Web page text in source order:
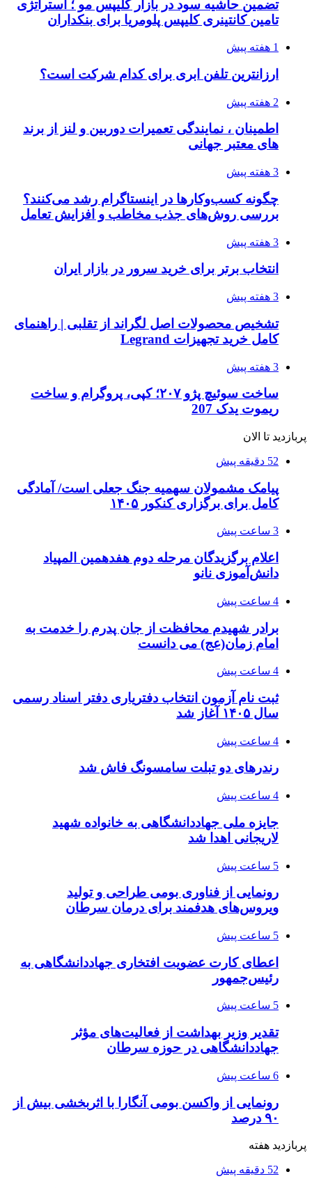
تضمین حاشیه سود در بازار کلیپس مو ؛ استراتژی
تامین کانتینری کلیپس پلومریا برای بنکداران
1 هفته پیش
ارزانترین تلفن ابری برای کدام شرکت است؟
2 هفته پیش
اطمینان ، نمایندگی تعمیرات دوربین و لنز از برند
های معتبر جهانی
3 هفته پیش
چگونه کسب‌وکارها در اینستاگرام رشد می‌کنند؟
بررسی روش‌های جذب مخاطب و افزایش تعامل
3 هفته پیش
انتخاب برتر برای خرید سرور در بازار ایران
3 هفته پیش
تشخیص محصولات اصل لگراند از تقلبی | راهنمای
کامل خرید تجهیزات Legrand
3 هفته پیش
ساخت سوئیچ پژو ۲۰۷؛ کپی، پروگرام و ساخت
ریموت یدک 207
پربازدید تا الان
52 دقیقه پیش
پیامک مشمولان سهمیه جنگ جعلی است/ آمادگی
کامل برای برگزاری کنکور ۱۴۰۵
3 ساعت پیش
اعلام برگزیدگان مرحله دوم هفدهمین المپیاد
دانش‌آموزی نانو
4 ساعت پیش
برادر شهیدم محافظت از جان پدرم را خدمت به
امام زمان(عج) می دانست
4 ساعت پیش
ثبت نام آزمون انتخاب دفتریاری دفتر اسناد رسمی
سال ۱۴۰۵ آغاز شد
4 ساعت پیش
رندرهای دو تبلت سامسونگ فاش شد
4 ساعت پیش
جایزه ملی جهاددانشگاهی به خانواده شهید
لاریجانی اهدا شد
5 ساعت پیش
رونمایی از فناوری بومی طراحی و تولید
ویروس‌های هدفمند برای درمان سرطان
5 ساعت پیش
اعطای کارت عضویت افتخاری جهاددانشگاهی به
رئیس‌جمهور
5 ساعت پیش
تقدیر وزیر بهداشت از فعالیت‌های مؤثر
جهاددانشگاهی در حوزه سرطان
6 ساعت پیش
رونمایی از واکسن بومی آنگارا با اثربخشی بیش از
۹۰ درصد
پربازدید هفته
52 دقیقه پیش